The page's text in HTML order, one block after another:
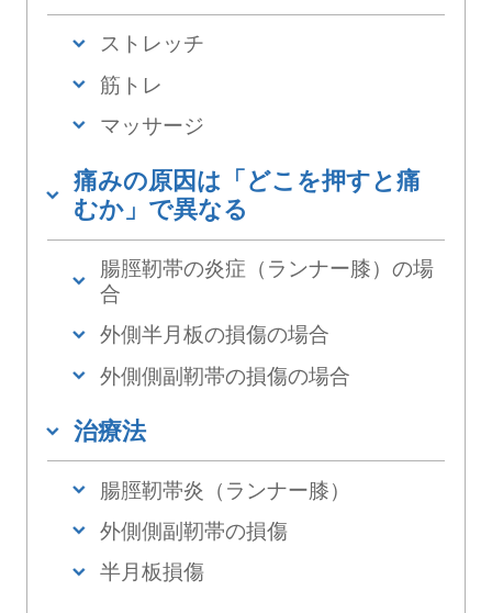
ストレッチ
筋トレ
マッサージ
痛みの原因は「どこを押すと痛
むか」で異なる
腸脛靭帯の炎症（ランナー膝）の場
合
外側半月板の損傷の場合
外側側副靭帯の損傷の場合
治療法
腸脛靭帯炎（ランナー膝）
外側側副靭帯の損傷
半月板損傷